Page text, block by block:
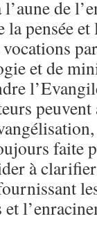
de
pensée
et de
faite
à